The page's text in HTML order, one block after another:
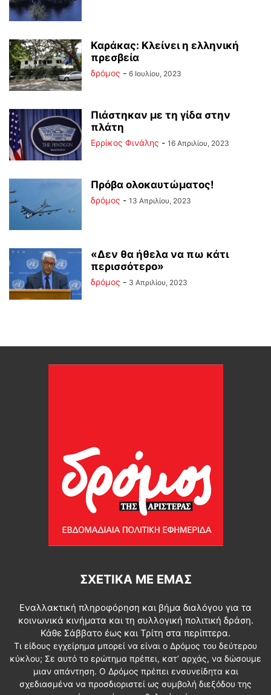
Καράκας: Κλείνει η ελληνική
πρεσβεία
δρόμος - 6 Ιουλίου, 2023
Πιάστηκαν με τη γίδα στην
πλάτη
Ερρίκος Φινάλης - 16 Απριλίου, 2023
Πρόβα ολοκαυτώματος!
δρόμος - 13 Απριλίου, 2023
«Δεν θα ήθελα να πω κάτι
περισσότερο»
δρόμος - 3 Απριλίου, 2023
ΣΧΕΤΙΚΆ ΜΕ ΕΜΆΣ
Εναλλακτική πληροφόρηση και βήμα διαλόγου για τα
κοινωνικά κινήματα και τη συλλογική πολιτική δράση.
Κάθε Σάββατο έως και Τρίτη στα περίπτερα.
Τι είδους εγχείρημα μπορεί να είναι ο Δρόμος του δεύτερου
κύκλου; Σε αυτό το ερώτημα πρέπει, κατ’ αρχάς, να δώσουμε
μιαν απάντηση. Ο Δρόμος πρέπει ενσυνείδητα και
σχεδιασμένα να προσδιοριστεί ως συμβολή διεξόδου της